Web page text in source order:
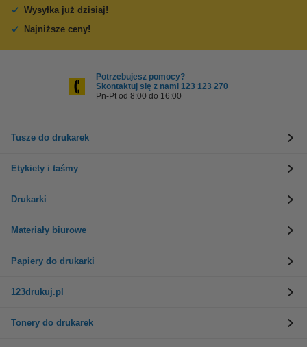
Wysyłka już dzisiaj!
Najniższe ceny!
Potrzebujesz pomocy?
Skontaktuj się z nami 123 123 270
Pn-Pt od 8:00 do 16:00
Tusze do drukarek
Etykiety i taśmy
Drukarki
Materiały biurowe
Papiery do drukarki
123drukuj.pl
Tonery do drukarek